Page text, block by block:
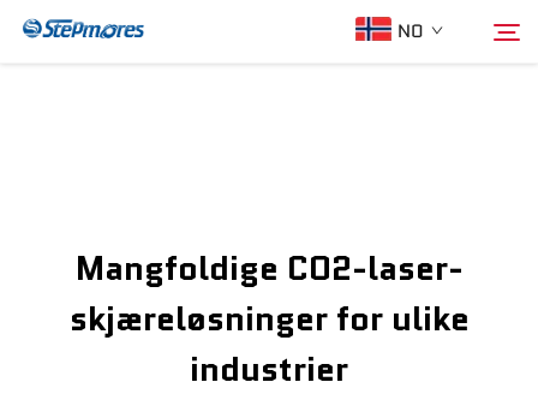
NO
Mangfoldige CO2-laser-
skjæreløsninger for ulike
industrier